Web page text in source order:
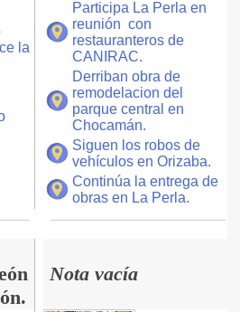
la
Participa La Perla en
reunión con
restauranteros de
CANIRAC.
Derriban obra de
remodelacion del
parque central en
Chocamán.
Siguen los robos de
vehículos en Orizaba.
Continúa la entrega de
obras en La Perla.
Nota vacía